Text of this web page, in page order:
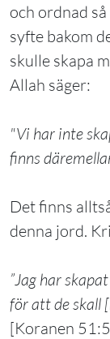
och ordnad
syfte bakom
skulle skapa
Allah säger:
"Vi har inte
finns
Det finns
denna jord.
”Jag har
för att de skall
[Koranen